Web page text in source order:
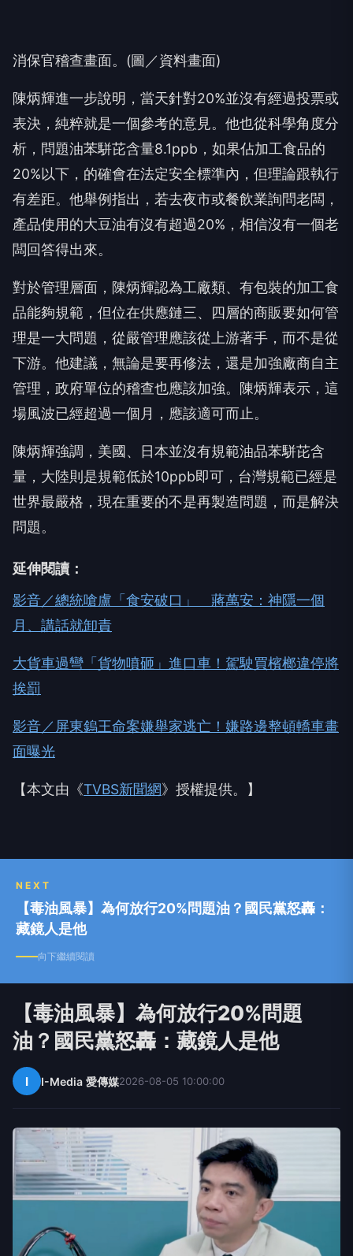
消保官稽查畫面。(圖／資料畫面)
陳炳輝進一步說明，當天針對20%並沒有經過投票或
表決，純粹就是一個參考的意見。他也從科學角度分
析，問題油苯駢芘含量8.1ppb，如果佔加工食品的
20%以下，的確會在法定安全標準內，但理論跟執行
有差距。他舉例指出，若去夜市或餐飲業詢問老闆，
產品使用的大豆油有沒有超過20%，相信沒有一個老
闆回答得出來。
對於管理層面，陳炳輝認為工廠類、有包裝的加工食
品能夠規範，但位在供應鏈三、四層的商販要如何管
理是一大問題，從嚴管理應該從上游著手，而不是從
下游。他建議，無論是要再修法，還是加強廠商自主
管理，政府單位的稽查也應該加強。陳炳輝表示，這
場風波已經超過一個月，應該適可而止。
陳炳輝強調，美國、日本並沒有規範油品苯駢芘含
量，大陸則是規範低於10ppb即可，台灣規範已經是
世界最嚴格，現在重要的不是再製造問題，而是解決
問題。
延伸閱讀：
影音／總統嗆盧「食安破口」 蔣萬安：神隱一個
月、講話就卸責
大貨車過彎「貨物噴砸」進口車！駕駛買檳榔違停將
挨罰
影音／屏東鎢王命案嫌舉家逃亡！嫌路邊整頓轎車畫
面曝光
【本文由《TVBS新聞網》授權提供。】
NEXT
【毒油風暴】為何放行20%問題油？國民黨怒轟：
藏鏡人是他
向下繼續閱讀
【毒油風暴】為何放行20%問題
油？國民黨怒轟：藏鏡人是他
I I-Media 愛傳媒2026-08-05 10:00:00